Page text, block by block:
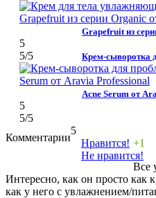
Grapefruit из
5
5/5 Крем-сыворотка
Acne Serum от
5
5/5
Комментарии
5
Нравится!
Не нравится!
+1
Все
Интересно, как он просто как
как у него с увлажнением/